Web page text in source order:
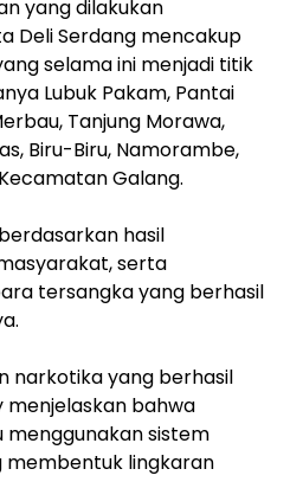
yang dilakukan
Deli Serdang mencakup
selama ini menjadi titik
Lubuk Pakam, Pantai
Tanjung Morawa,
Biru-Biru, Namorambe,
Galang.
hasil
serta
tersangka yang berhasil
narkotika yang berhasil
menjelaskan bahwa
menggunakan sistem
membentuk lingkaran